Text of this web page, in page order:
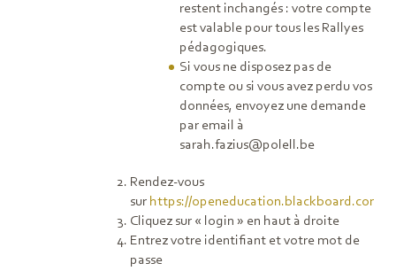
restent inchangés : votre compte
est valable pour tous les Rallyes
pédagogiques.
Si vous ne disposez pas de
compte ou si vous avez perdu vos
données, envoyez une demande
par email à
sarah.fazius@polell.be
Rendez-vous
sur https://openeducation.blackboard.com
Cliquez sur « login » en haut à droite
Entrez votre identifiant et votre mot de
passe